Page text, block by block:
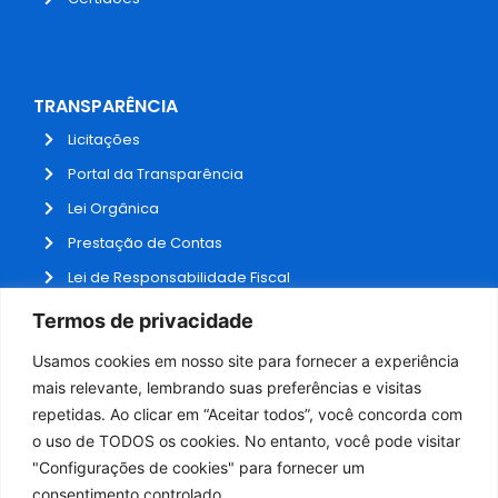
Termos de privacidade
Usamos cookies em nosso site para fornecer a experiência
mais relevante, lembrando suas preferências e visitas
repetidas. Ao clicar em “Aceitar todos”, você concorda com
o uso de TODOS os cookies. No entanto, você pode visitar
"Configurações de cookies" para fornecer um
consentimento controlado.
TRANSPARÊNCIA
Licitações
Portal da Transparência
Lei Orgânica
Prestação de Contas
Lei de Responsabilidade Fiscal
Receitas e Despesas
Fale Conosco
ADMINISTRAÇÃO
Webmail